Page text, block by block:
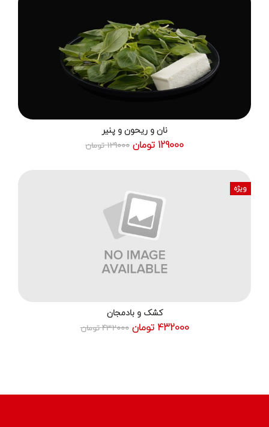
نان و ریحون و پنیر
129000 تومان 129000 تومان
ویژه
کشک و بادمجان
432000 تومان 432000 تومان